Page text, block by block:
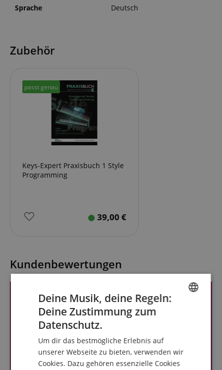
Sprache Deutsch
Zubehör
passt genau
Keys-Expert Praxisbuch 1 Style
Programming
39,00 €
Kundenbewertungen
FRENCH
Deine Musik, deine Regeln:
Deine Zustimmung zum
Datenschutz.
Um dir das bestmögliche Erlebnis auf
unserer Webseite zu bieten, verwenden wir
Cookies. Dazu gehören essenzielle Cookies